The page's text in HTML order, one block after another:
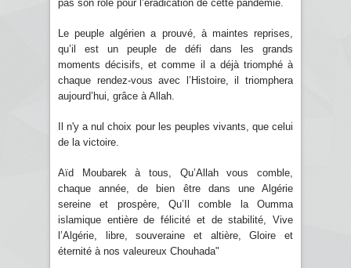
pas son rôle pour l’éradication de cette pandémie.
Le peuple algérien a prouvé, à maintes reprises,
qu’il est un peuple de défi dans les grands
moments décisifs, et comme il a déjà triomphé à
chaque rendez-vous avec l’Histoire, il triomphera
aujourd’hui, grâce à Allah.
Il n'y a nul choix pour les peuples vivants, que celui
de la victoire.
Aïd Moubarek à tous, Qu’Allah vous comble,
chaque année, de bien être dans une Algérie
sereine et prospère, Qu’Il comble la Oumma
islamique entière de félicité et de stabilité, Vive
l’Algérie, libre, souveraine et altière, Gloire et
éternité à nos valeureux Chouhada"